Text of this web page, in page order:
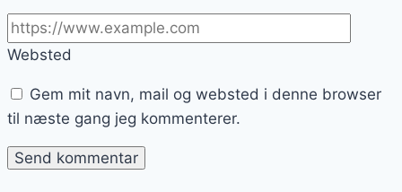
Websted
Gem mit navn, mail og websted i denne browser
til næste gang jeg kommenterer.